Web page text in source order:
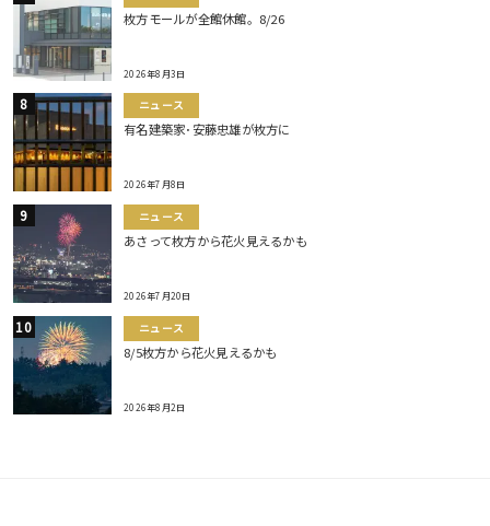
枚方モールが全館休館。8/26
2026年8月3日
ニュース
有名建築家･安藤忠雄が枚方に
2026年7月8日
ニュース
あさって枚方から花火見えるかも
2026年7月20日
ニュース
8/5枚方から花火見えるかも
2026年8月2日